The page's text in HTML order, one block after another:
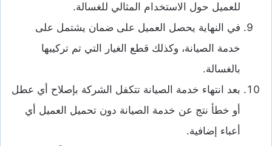
للعميل حول الاستخدام المثالي للغسالة.
في النهاية يحصل العميل على ضمان يشتمل على
خدمة الصيانة، وكذلك قطع الغيار التي تم تركيبها
بالغسالة.
بعد انتهاء خدمة الصيانة تتكفل الشركة بإصلاح أي عطل
أو خطأ نتج عن خدمة الصيانة دون تحميل العميل أي
أعباء إضافية.